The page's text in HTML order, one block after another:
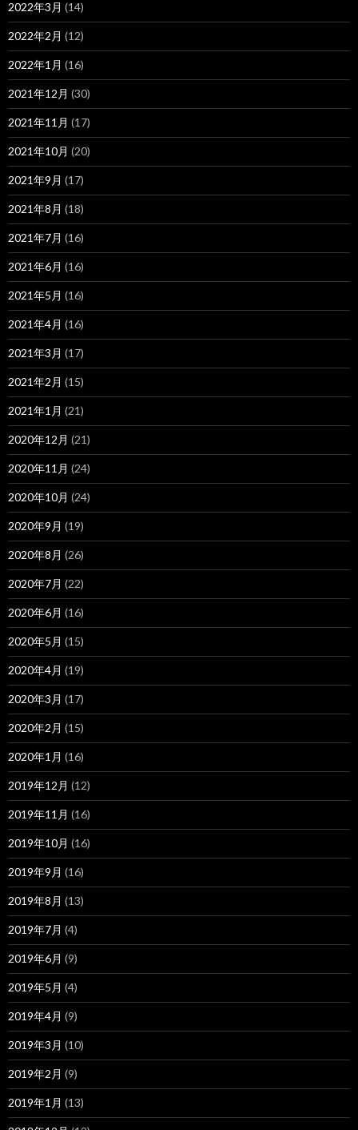
2022年3月 (14)
2022年2月 (12)
2022年1月 (16)
2021年12月 (30)
2021年11月 (17)
2021年10月 (20)
2021年9月 (17)
2021年8月 (18)
2021年7月 (16)
2021年6月 (16)
2021年5月 (16)
2021年4月 (16)
2021年3月 (17)
2021年2月 (15)
2021年1月 (21)
2020年12月 (21)
2020年11月 (24)
2020年10月 (24)
2020年9月 (19)
2020年8月 (26)
2020年7月 (22)
2020年6月 (16)
2020年5月 (15)
2020年4月 (19)
2020年3月 (17)
2020年2月 (15)
2020年1月 (16)
2019年12月 (12)
2019年11月 (16)
2019年10月 (16)
2019年9月 (16)
2019年8月 (13)
2019年7月 (4)
2019年6月 (9)
2019年5月 (4)
2019年4月 (9)
2019年3月 (10)
2019年2月 (9)
2019年1月 (13)